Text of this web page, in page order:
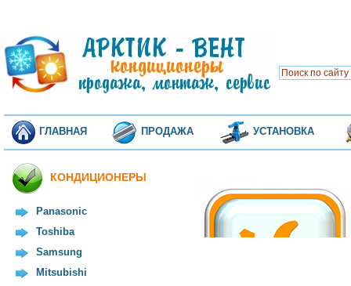
ГЛАВНАЯ ПРОДАЖА УСТАНОВКА
КОНДИЦИОНЕРЫ
Panasonic
Toshiba
Samsung
Mitsubishi